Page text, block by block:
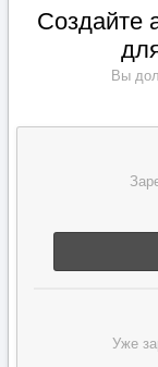
Создайте
Вы
Уже